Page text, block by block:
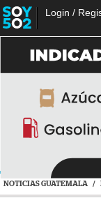
Login /
NOTICIAS GUATEMALA /